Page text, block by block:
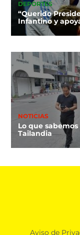
DEPORTES
“Querido
Infantino y
NOTICIAS
Lo que
Tailandia
Aviso de